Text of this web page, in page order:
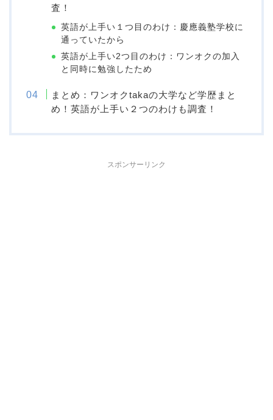
査！
英語が上手い１つ目のわけ：慶應義塾学校に
通っていたから
英語が上手い2つ目のわけ：ワンオクの加入
と同時に勉強したため
まとめ：ワンオクtakaの大学など学歴まと
め！英語が上手い２つのわけも調査！
スポンサーリンク